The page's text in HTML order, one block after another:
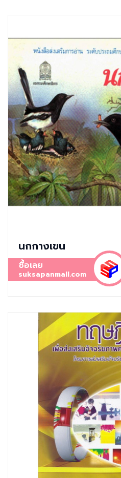
นกกางเขน
ซื้อเลย
suksapanmall.com